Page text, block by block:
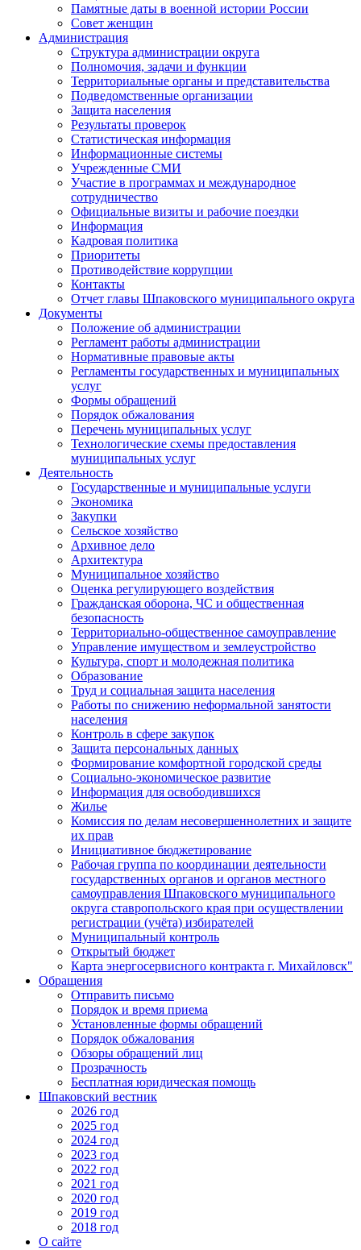
Памятные даты в военной истории России
Совет женщин
Администрация
Структура администрации округа
Полномочия, задачи и функции
Территориальные органы и представительства
Подведомственные организации
Защита населения
Результаты проверок
Статистическая информация
Информационные системы
Учрежденные СМИ
Участие в программах и международное
сотрудничество
Официальные визиты и рабочие поездки
Информация
Кадровая политика
Приоритеты
Противодействие коррупции
Контакты
Отчет главы Шпаковского муниципального округа
Документы
Положение об администрации
Регламент работы администрации
Нормативные правовые акты
Регламенты государственных и муниципальных
услуг
Формы обращений
Порядок обжалования
Перечень муниципальных услуг
Технологические схемы предоставления
муниципальных услуг
Деятельность
Государственные и муниципальные услуги
Экономика
Закупки
Сельское хозяйство
Архивное дело
Архитектура
Муниципальное хозяйство
Оценка регулирующего воздействия
Гражданская оборона, ЧС и общественная
безопасность
Территориально-общественное самоуправление
Управление имуществом и землеустройство
Культура, спорт и молодежная политика
Образование
Труд и социальная защита населения
Работы по снижению неформальной занятости
населения
Контроль в сфере закупок
Защита персональных данных
Формирование комфортной городской среды
Социально-экономическое развитие
Информация для освободившихся
Жилье
Комиссия по делам несовершеннолетних и защите
их прав
Инициативное бюджетирование
Рабочая группа по координации деятельности
государственных органов и органов местного
самоуправления Шпаковского муниципального
округа ставропольского края при осуществлении
регистрации (учёта) избирателей
Муниципальный контроль
Открытый бюджет
Карта энергосервисного контракта г. Михайловск"
Обращения
Отправить письмо
Порядок и время приема
Установленные формы обращений
Порядок обжалования
Обзоры обращений лиц
Прозрачность
Бесплатная юридическая помощь
Шпаковский вестник
2026 год
2025 год
2024 год
2023 год
2022 год
2021 год
2020 год
2019 год
2018 год
О сайте